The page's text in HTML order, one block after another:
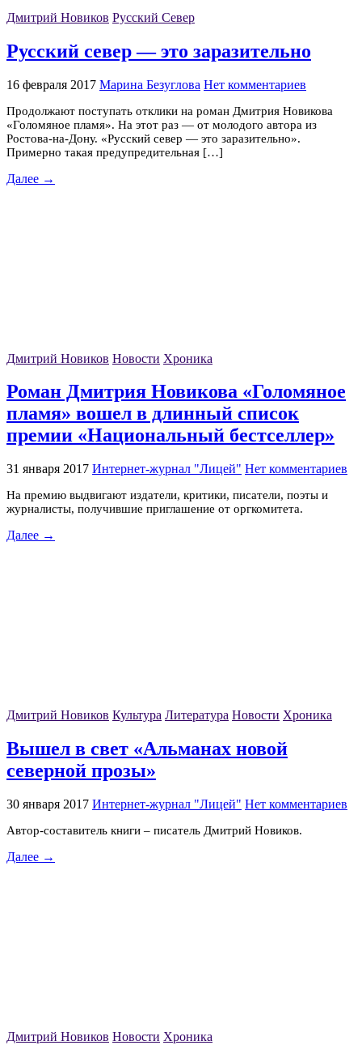
Дмитрий Новиков Русский Север
Русский север — это заразительно
16 февраля 2017 Марина Безуглова Нет комментариев
Продолжают поступать отклики на роман Дмитрия Новикова
«Голомяное пламя». На этот раз — от молодого автора из
Ростова-на-Дону. «Русский север — это заразительно».
Примерно такая предупредительная […]
Далее →
Дмитрий Новиков Новости Хроника
Роман Дмитрия Новикова «Голомяное
пламя» вошел в длинный список
премии «Национальный бестселлер»
31 января 2017 Интернет-журнал "Лицей" Нет комментариев
На премию выдвигают издатели, критики, писатели, поэты и
журналисты, получившие приглашение от оргкомитета.
Далее →
Дмитрий Новиков Культура Литература Новости Хроника
Вышел в свет «Альманах новой
северной прозы»
30 января 2017 Интернет-журнал "Лицей" Нет комментариев
Автор-составитель книги – писатель Дмитрий Новиков.
Далее →
Дмитрий Новиков Новости Хроника